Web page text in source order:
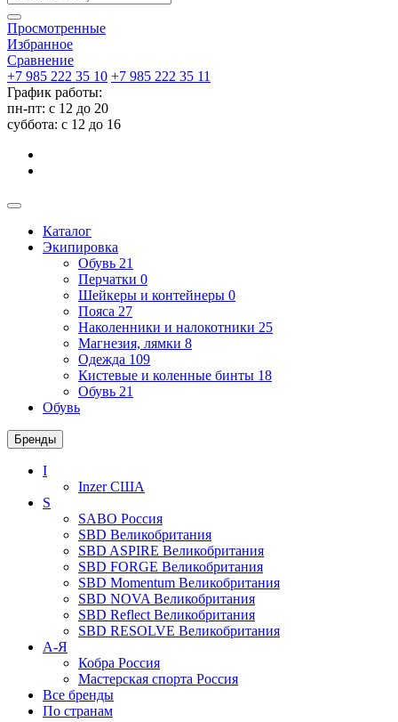
Просмотренные
Избранное
Сравнение
+7 985 222 35 10 +7 985 222 35 11
График работы:
пн-пт: с 12 до 20
суббота: c 12 до 16
Каталог
Экипировка
Обувь 21
Перчатки 0
Шейкеры и контейнеры 0
Пояса 27
Наколенники и налокотники 25
Магнезия, лямки 8
Одежда 109
Кистевые и коленные бинты 18
Обувь 21
Обувь
Бренды
I
InzerСША
S
SABO Россия
SBD Великобритания
SBD ASPIRE Великобритания
SBD FORGE Великобритания
SBD Momentum Великобритания
SBD NOVA Великобритания
SBD Reflect Великобритания
SBD RESOLVE Великобритания
А-Я
Кобра Россия
Мастерская спорта Россия
Все бренды
По странам